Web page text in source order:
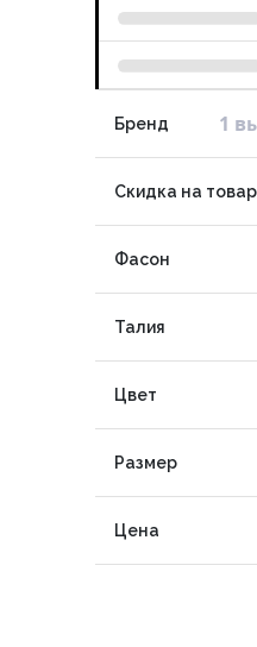
Бренд 1
Скидка на товар
Фасон
Талия
Цвет
Размер
Цена